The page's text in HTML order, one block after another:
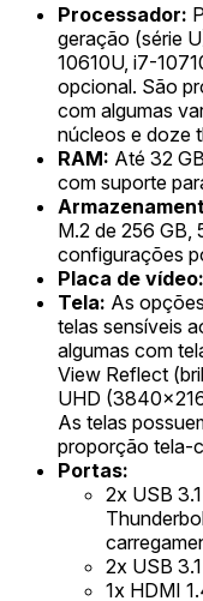
Processador:
geração (série
10610U, i7-
opcional. São
com algumas
núcleos e doze
RAM: Até 32
com suporte
M.2 de 256 GB,
configurações
Placa de vídeo:
Tela: As
telas sensíveis
algumas com
View Reflect
UHD
As telas
proporção tela-
Portas:
2x USB
2x USB
1x HDMI